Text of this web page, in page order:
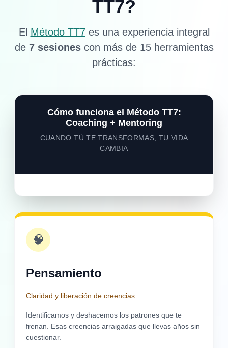
TT7?
El Método TT7es una experiencia integral
de 7 sesionescon más de 15 herramientas
prácticas:
Cómo funciona el Método TT7:
Coaching + Mentoring
CUANDO TÚ TE TRANSFORMAS, TU VIDA
CAMBIA
🧠
Pensamiento
Claridad y liberación de creencias
Identificamos y deshacemos los patrones que te
frenan. Esas creencias arraigadas que llevas años sin
cuestionar.